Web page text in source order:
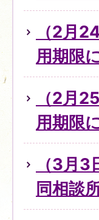
（2月
用期限
（2月
用期限
（3月
同相談